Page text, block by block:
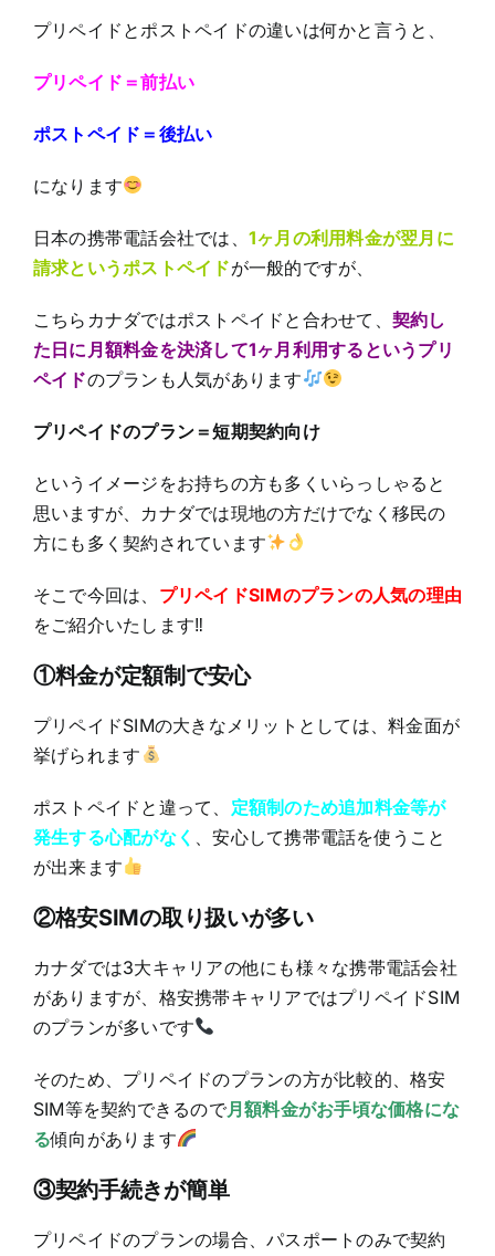
プリペイドとポストペイドの違いは何かと言うと、
プリペイド＝前払い
ポストペイド＝後払い
になります
日本の携帯電話会社では、 1ヶ月の利用料金が翌月に
請求というポストペイドが一般的ですが、
こちらカナダではポストペイドと合わせて、 契約し
た日に月額料金を決済して1ヶ月利用するというプリ
ペイドのプランも人気があります
プリペイドのプラン＝短期契約向け
というイメージをお持ちの方も多くいらっしゃると
思いますが、カナダでは現地の方だけでなく移民の
方にも多く契約されています
そこで今回は、 プリペイドSIMのプランの人気の理由
をご紹介いたします‼
①料金が定額制で安心
プリペイドSIMの大きなメリットとしては、料金面が
挙げられます
ポストペイドと違って、 定額制のため追加料金等が
発生する心配がなく
、安心して携帯電話を使うこと
が出来ます
②格安SIMの取り扱いが多い
カナダでは3大キャリアの他にも様々な携帯電話会社
がありますが、格安携帯キャリアではプリペイドSIM
のプランが多いです
そのため、プリペイドのプランの方が比較的、格安
SIM等を契約できるので月額料金がお手頃な価格にな
る傾向があります
③契約手続きが簡単
プリペイドのプランの場合、パスポートのみで契約